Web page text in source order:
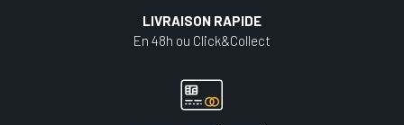
LIVRAISON RAPIDE
En 48h ou Click&Collect